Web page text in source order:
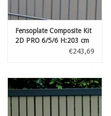
Fensoplate Composite Kit
2D PRO 6/5/6 H:203 cm
L:250 cm Dark Grey -€243,69